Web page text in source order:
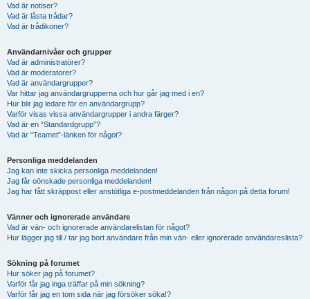
Vad är notiser?
Vad är låsta trådar?
Vad är trådikoner?
Användarnivåer och grupper
Vad är administratörer?
Vad är moderatorer?
Vad är användargrupper?
Var hittar jag användargrupperna och hur går jag med i en?
Hur blir jag ledare för en användargrupp?
Varför visas vissa användargrupper i andra färger?
Vad är en “Standardgrupp”?
Vad är “Teamet”-länken för något?
Personliga meddelanden
Jag kan inte skicka personliga meddelanden!
Jag får oönskade personliga meddelanden!
Jag har fått skräppost eller anstötliga e-postmeddelanden från någon på detta forum!
Vänner och ignorerade användare
Vad är vän- och ignorerade användarelistan för något?
Hur lägger jag till / tar jag bort användare från min vän- eller ignorerade användareslista?
Sökning på forumet
Hur söker jag på forumet?
Varför får jag inga träffar på min sökning?
Varför får jag en tom sida när jag försöker söka!?